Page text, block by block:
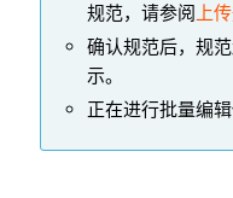
规范，请参阅上
确认规范后，规
示。
正在进行批量编